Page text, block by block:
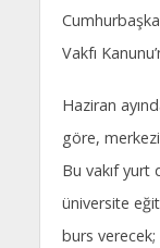
Vakfı
Haziran
göre,
Bu vakıf yurt
üniversite
burs